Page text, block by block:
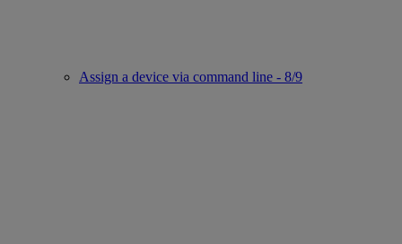
Assign a device via command line - 8/9